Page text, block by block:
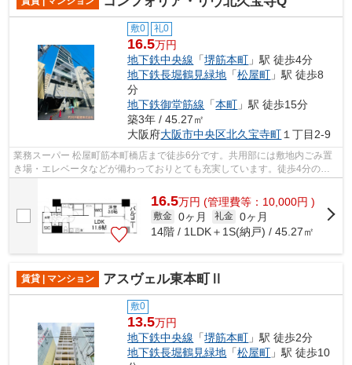
敷0 礼0
16.5万円
地下鉄中央線 「堺筋本町 」駅 徒歩4分
地下鉄長堀鶴見緑地 「松屋町 」駅 徒歩8
分
地下鉄御堂筋線 「本町 」駅 徒歩15分
築3年 / 45.27㎡
大阪府大阪市中央区北久宝寺町１丁目2-9
業務スーパー 松屋町筋本町橋店まで徒歩6分です。共用部には敷地内ごみ置
き場・エレベータなどが備わっておりとても充実しています。徒歩4分の位
16.5万円 (管理費等：10,000円 )
敷金 0ヶ月 礼金 0ヶ月
14階 / 1LDK＋1S(納戸) / 45.27㎡
賃貸 | マンション アスヴェル東本町Ⅱ
敷0
13.5万円
地下鉄中央線 「堺筋本町 」駅 徒歩2分
地下鉄長堀鶴見緑地 「松屋町 」駅 徒歩10